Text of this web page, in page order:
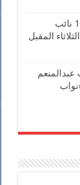
ننشر أسماء أول 100 نائب
المقبل
عبدالمنعم